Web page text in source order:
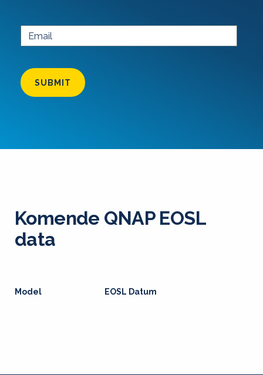
SUBMIT
Komende QNAP EOSL
data
Model EOSL Datum